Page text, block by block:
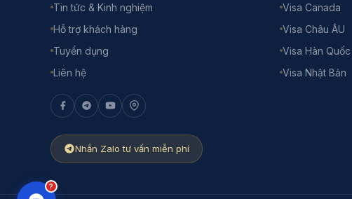
Tin tức & Kinh nghiệm
Hỗ trợ khách hàng
Tuyển dụng
Liên hệ
Nhắn Zalo tư vấn miễn phí
Visa Canada
Visa Châu ÂU
Visa Hàn Quốc
Visa Nhật Bản
?